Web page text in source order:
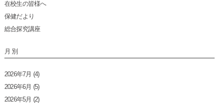
在校生の皆様へ
保健だより
総合探究講座
月 別
2026年7月 (4)
2026年6月 (5)
2026年5月 (2)